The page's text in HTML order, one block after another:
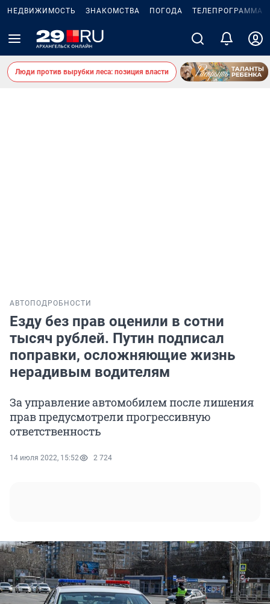
НЕДВИЖИМОСТЬ ЗНАКОМСТВА ПОГОДА ТЕЛЕПРОГРАММА
Люди против вырубки леса: позиция власти
АВТО ПОДРОБНОСТИ
Езду без прав оценили в сотни
тысяч рублей. Путин подписал
поправки, осложняющие жизнь
нерадивым водителям
За управление автомобилем после лишения
прав предусмотрели прогрессивную
ответственность
14 июля 2022, 15:52 2 724